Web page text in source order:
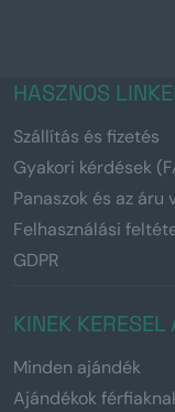
HASZNOS
Szállítás és fizetés
Gyakori kérdések
Panaszok és az áru
Felhasználási
GDPR
KINEK
Minden ajándék
Ajándékok